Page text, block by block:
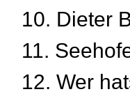
10. Dieter
11.
12. Wer